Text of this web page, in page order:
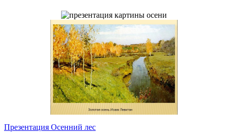
Презентация Осенний лес